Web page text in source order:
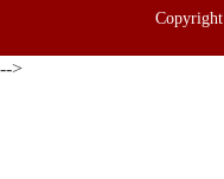
-->